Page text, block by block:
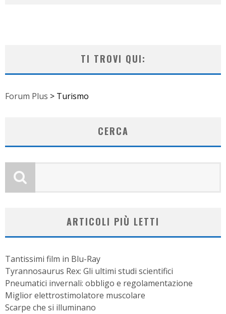
TI TROVI QUI:
Forum Plus > Turismo
CERCA
ARTICOLI PIÙ LETTI
Tantissimi film in Blu-Ray
Tyrannosaurus Rex: Gli ultimi studi scientifici
Pneumatici invernali: obbligo e regolamentazione
Miglior elettrostimolatore muscolare
Scarpe che si illuminano